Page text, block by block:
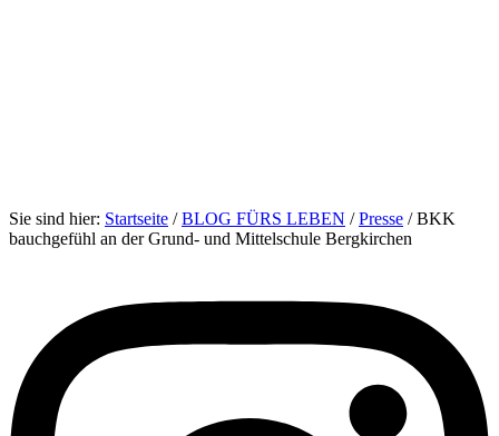
Sie sind hier: Startseite /BLOG FÜRS LEBEN /Presse /BKK
bauchgefühl an der Grund- und Mittelschule Bergkirchen